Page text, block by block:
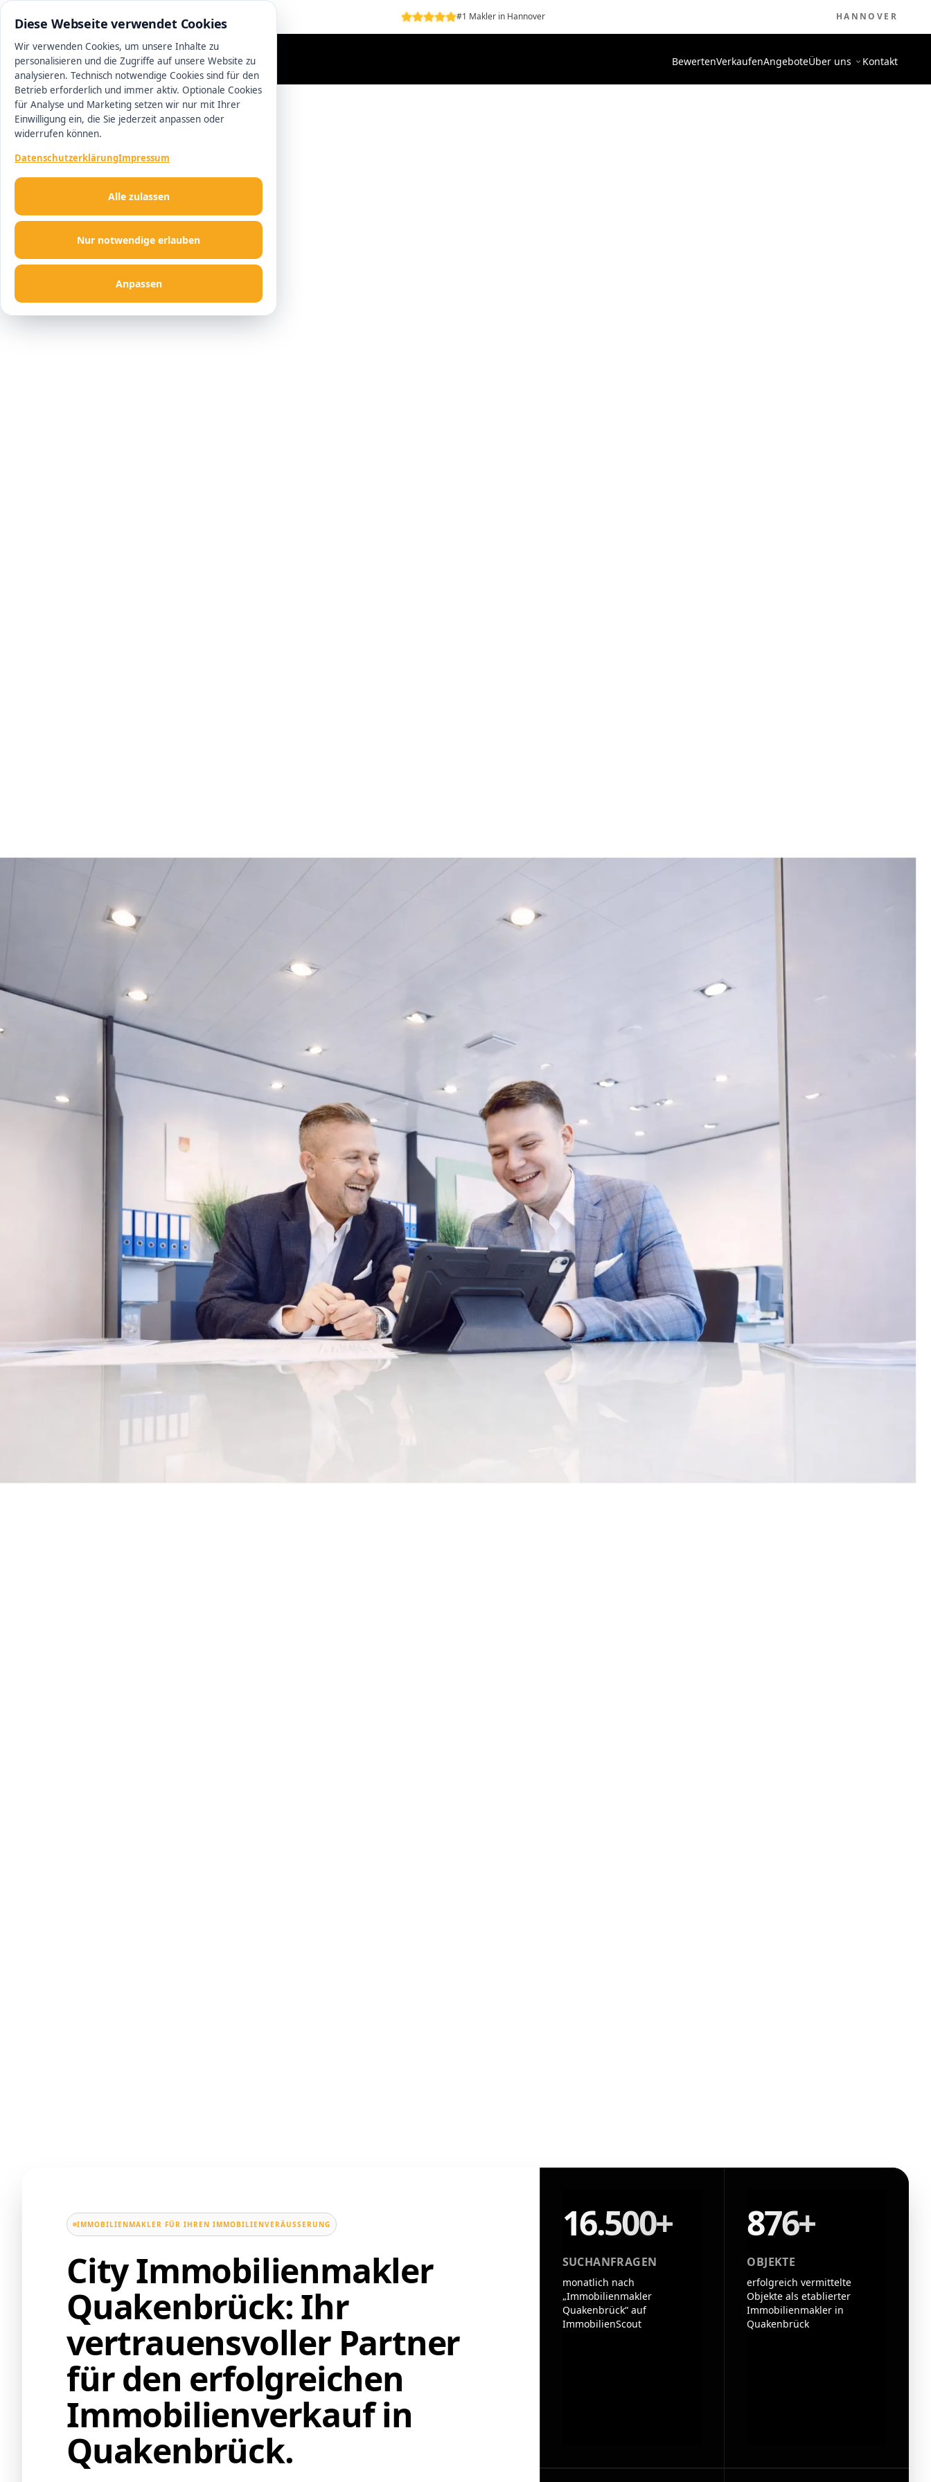
0511 13221100 #1 Makler in Hannover HANNOVER
BewertenVerkaufenAngeboteÜber uns Kontakt
IMMOBILIENMAKLER FÜR IHREN IMMOBILIENVERÄUSSERUNG
City Immobilienmakler
Quakenbrück: Ihr
vertrauensvoller Partner
für den erfolgreichen
Immobilienverkauf in
Quakenbrück.
16.500+
SUCHANFRAGEN
monatlich nach
„Immobilienmakler
Quakenbrück“ auf
ImmobilienScout
876+
OBJEKTE
erfolgreich vermittelte
Objekte als etablierter
Immobilienmakler in
Quakenbrück
Diese Webseite verwendet Cookies
Wir verwenden Cookies, um unsere Inhalte zu
personalisieren und die Zugriffe auf unsere Website zu
analysieren. Technisch notwendige Cookies sind für den
Betrieb erforderlich und immer aktiv. Optionale Cookies
für Analyse und Marketing setzen wir nur mit Ihrer
Einwilligung ein, die Sie jederzeit anpassen oder
widerrufen können.
DatenschutzerklärungImpressum
Nur notwendige erlauben
Anpassen
Alle zulassen